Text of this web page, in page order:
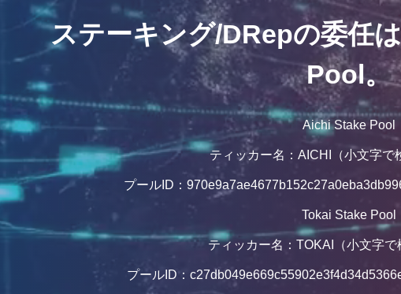
ステーキング/DRepの委任
Pool。
Aichi Stake Pool
ティッカー名：AICHI（小文字で
プールID：
Tokai Stake Pool
ティッカー名：TOKAI（小文字で
プールID：